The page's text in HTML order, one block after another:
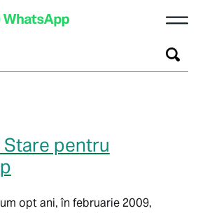
pentru
opt ani, în februarie 2009,